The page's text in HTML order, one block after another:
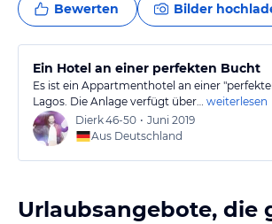
Bewerten Bilder
Ein Hotel an einer perfekten Bucht
Es ist ein Appartmenthotel an einer
Lagos. Die Anlage verfügt über… weiterlesen
Dierk46-50 • Juni 2019
Aus Deutschland
Urlaubsangebote, die